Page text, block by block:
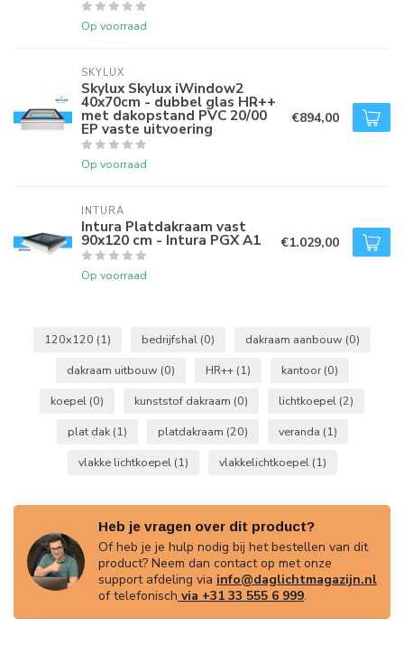
Op voorraad
SKYLUX
Skylux Skylux iWindow2
40x70cm - dubbel glas HR++
met dakopstand PVC 20/00
EP vaste uitvoering
Op voorraad
€894,00
INTURA
Intura Platdakraam vast
90x120 cm - Intura PGX A1
Op voorraad
€1.029,00
120x120 (1) bedrijfshal (0) dakraam aanbouw (0)
dakraam uitbouw (0) HR++ (1) kantoor (0)
koepel (0) kunststof dakraam (0) lichtkoepel (2)
plat dak (1) platdakraam (20) veranda (1)
vlakke lichtkoepel (1) vlakkelichtkoepel (1)
Heb je vragen over dit product?
Of heb je je hulp nodig bij het bestellen van dit
product? Neem dan contact op met onze
support afdeling via info@daglichtmagazijn.nl
of telefonisch via +31 33 555 6 999.